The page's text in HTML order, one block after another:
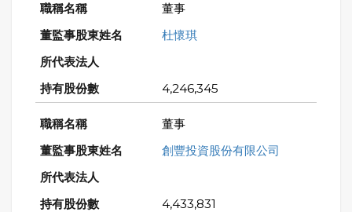
董事
杜懷琪
4,246,345
董事
創豐投資股份有限公司
4,433,831